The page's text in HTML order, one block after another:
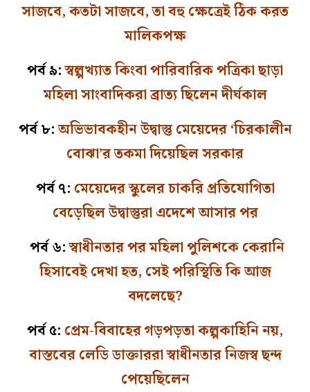
সাজবে, কতটা সাজবে, তা বহু ক্ষেত্রেই ঠিক করত
মালিকপক্ষ
পর্ব ৯:স্বল্পখ্যাত কিংবা পারিবারিক পত্রিকা ছাড়া
মহিলা সাংবাদিকরা ব্রাত্য ছিলেন দীর্ঘকাল
পর্ব ৮:অভিভাবকহীন উদ্বাস্তু মেয়েদের ‘চিরকালীন
বোঝা’র তকমা দিয়েছিল সরকার
পর্ব ৭: মেয়েদের স্কুলের চাকরি প্রতিযোগিতা
বেড়েছিল উদ্বাস্তুরা এদেশে আসার পর
পর্ব ৬:স্বাধীনতার পর মহিলা পুলিশকে কেরানি
হিসাবেই দেখা হত, সেই পরিস্থিতি কি আজ
বদলেছে?
পর্ব ৫: প্রেম-বিবাহের গড়পড়তা কল্পকাহিনি নয়,
বাস্তবের লেডি ডাক্তাররা স্বাধীনতার নিজস্ব ছন্দ
পেয়েছিলেন